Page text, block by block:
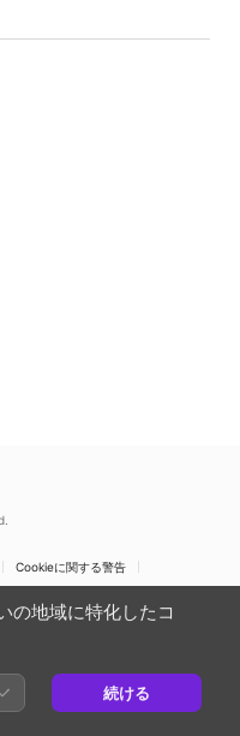
Cookieに関する警告
の地域に特化したコ
続ける